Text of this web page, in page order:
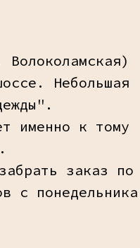
Небольшая
именно к тому
заказ по
с понедельника